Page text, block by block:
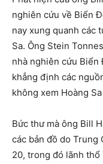
nghiên cứu về Biển
nay xung quanh các
Sa. Ông Stein
nhà nghiên cứu
khẳng định các
không xem Hoàng
Bức thư mà ông Bill
các bản đồ do Trung
20, trong đó lãnh thổ